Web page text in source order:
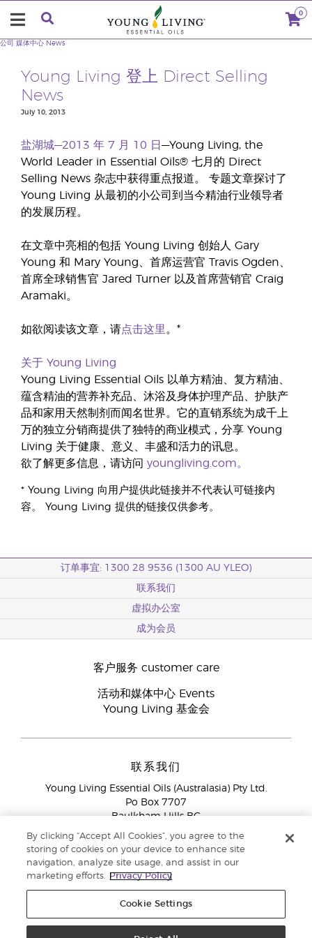
0
公司 媒体中心 News
Young Living 登上 Direct Selling
News
July 10, 2013
盐湖城—2013 年 7 月 10 日 —Young Living, the
World Leader in Essential Oils® 七月的 Direct
Selling News 杂志中获得重点报道。 专题文章探讨了
Young Living 从最初的小公司到当今精油行业领导者
的发展历程。
在文章中亮相的包括 Young Living 创始人 Gary
Young 和 Mary Young、首席运营官 Travis Ogden、
首席全球销售官 Jared Turner 以及首席营销官 Craig
Aramaki。
如欲阅读该文章，请点击这里 。*
关于 Young Living
Young Living Essential Oils 以单方精油、复方精油、
蕴含精油的营养补充品、沐浴及身体护理产品、护肤产
品和家用天然制剂而闻名世界。它的直销系统为成千上
万的独立分销商提供了独特的商业模式，分享 Young
Living 关于健康、意义、丰盛和活力的讯息。
欲了解更多信息，请访问 youngliving.com。
* Young Living 向用户提供此链接并不代表认可链接内
容。 Young Living 提供的链接仅供参考。
订单事宜: 1300 28 9536 (1300 AU YLEO)
联系我们
虚拟办公室
成为会员
客户服务 customer care
活动和媒体中心 Events
Young Living 基金会
联系我们
Young Living Essential Oils (Australasia) Pty Ltd.
Po Box 7707
Baulkham Hills BC
NSW 2153
会员服务1300 28 9536 (1300 AU YLEO)
By clicking “Accept All Cookies”, you agree to the
storing of cookies on your device to enhance site
navigation, analyze site usage, and assist in our
marketing efforts.
Privacy Policy
Cookie Settings